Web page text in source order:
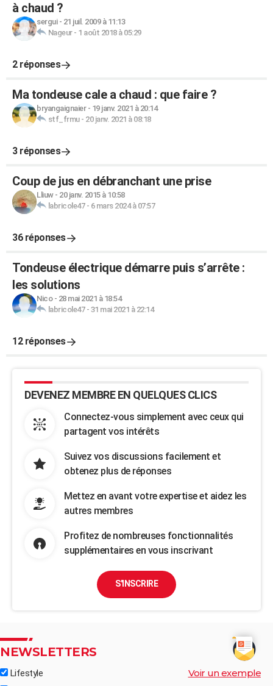
à chaud ?
sergui- 21 juil. 2009 à 11:13
Nageur- 1 août 2018 à 05:29
2 réponses
Ma tondeuse cale a chaud : que faire ?
bryangaignaier- 19 janv. 2021 à 20:14
stf_frmu- 20 janv. 2021 à 08:18
3 réponses
Coup de jus en débranchant une prise
Lliuw- 20 janv. 2015 à 10:58
labricole47- 6 mars 2024 à 07:57
36 réponses
Tondeuse électrique démarre puis s’arrête :
les solutions
Nico- 28 mai 2021 à 18:54
labricole47- 31 mai 2021 à 22:14
12 réponses
DEVENEZ MEMBRE EN QUELQUES CLICS
Connectez-vous simplement avec ceux qui
partagent vos intérêts
Suivez vos discussions facilement et
obtenez plus de réponses
Mettez en avant votre expertise et aidez les
autres membres
Profitez de nombreuses fonctionnalités
supplémentaires en vous inscrivant
S'INSCRIRE
NEWSLETTERS
Lifestyle Voir un exemple